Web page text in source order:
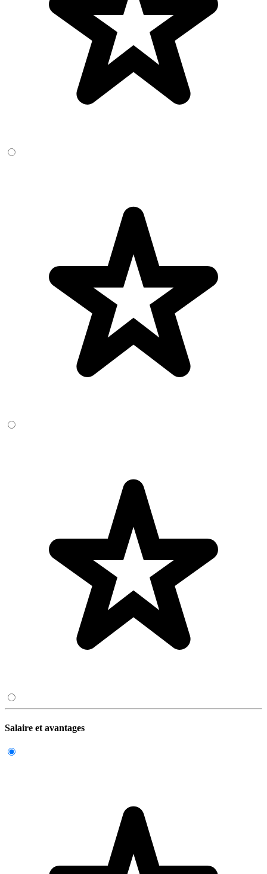
Salaire et avantages